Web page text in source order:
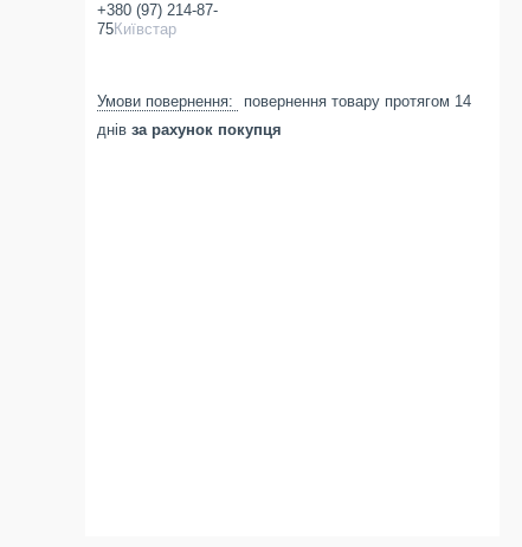
+380 (97) 214-87-
75Київстар
повернення товару протягом 14
днів за рахунок покупця